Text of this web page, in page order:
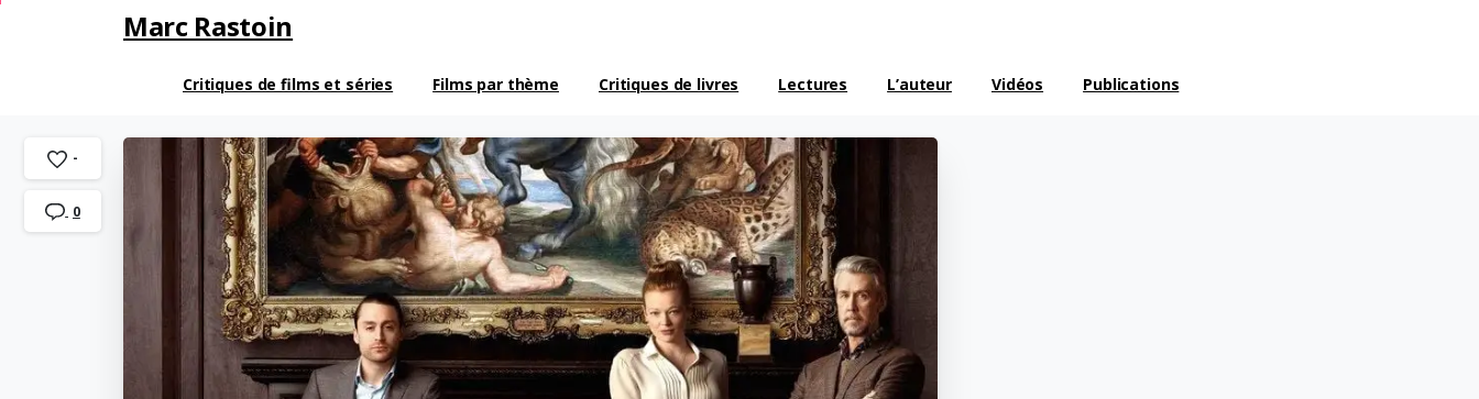
Marc Rastoin
Critiques de films et séries Films par thème Critiques de livres Lectures L’auteur Vidéos Publications
-
0